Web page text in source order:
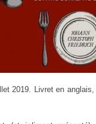
2019. Livret en